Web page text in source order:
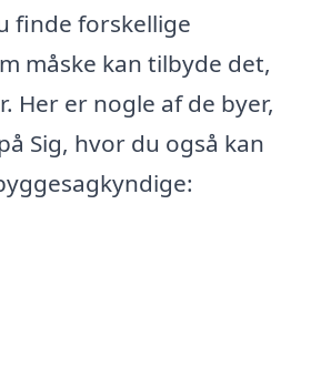
finde forskellige
måske kan tilbyde det,
Her er nogle af de byer,
Sig, hvor du også kan